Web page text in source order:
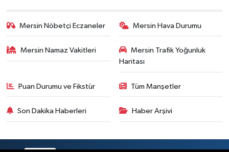
Mersin Nöbetçi Eczaneler Mersin Hava Durumu
Mersin Namaz Vakitleri
Mersin Trafik Yoğunluk
Haritası
Puan Durumu ve Fikstür Tüm Manşetler
Son Dakika Haberleri Haber Arşivi